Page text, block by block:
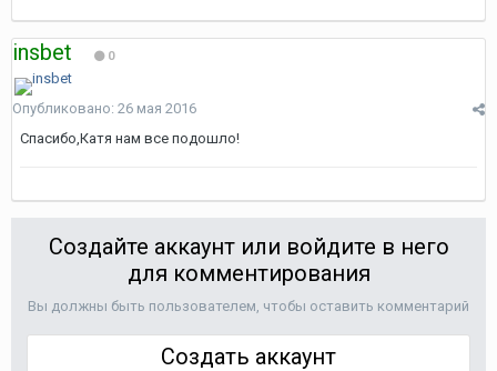
insbet 0
Опубликовано: 26 мая 2016
Спасибо,Катя нам все подошло!
Создайте аккаунт или войдите в него
для комментирования
Вы должны быть пользователем, чтобы оставить комментарий
Создать аккаунт